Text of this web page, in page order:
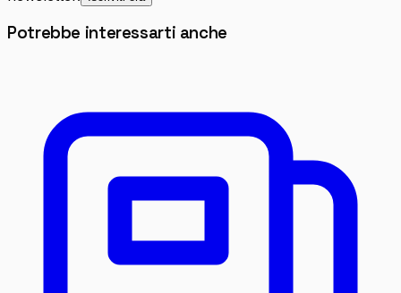
Potrebbe interessarti anche